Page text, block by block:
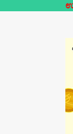
ಉಪಯುಕ್ತ